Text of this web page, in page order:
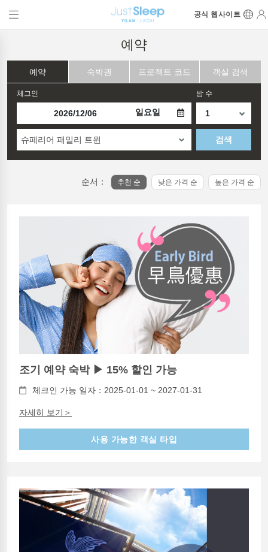
공식 웹사이트
예약
예약 숙박권 프로젝트 코드 객실 검색
체그인
일요일
밤 수
슈페리어 패밀리 트윈 검색
순서： 추천 순 낮은 가격 순 높은 가격 순
조기 예약 숙박 ▶ 15% 할인 가능
체크인 가능 일자：2025-01-01 ~ 2027-01-31
자세히 보기＞
사용 가능한 객실 타입